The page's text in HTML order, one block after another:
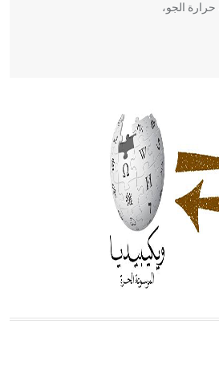
حرارة الجو،
ورسالته في جروح الرأس. ويعود
من الدين والفلسفة.
حيواني يتكون في البحر ويتركب
وهو أحمر أو شديد الحمرة وهو
الحجم ويسمى الش
فرنسية اللفظ تم اعتمادها مصطلحاً